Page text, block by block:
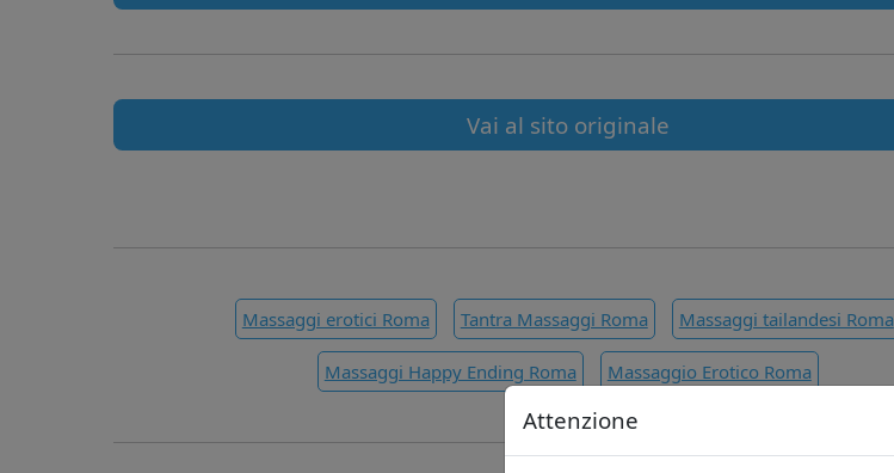
Attenzione
Vai al sito originale
Massaggi erotici Roma Tantra Massaggi Roma Massaggi tailandesi Roma
Massaggi Happy Ending Roma Massaggio Erotico Roma